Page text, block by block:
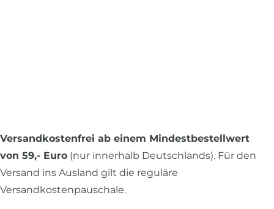
Versandkostenfrei ab einem Mindestbestellwert
von 59,- Euro (nur innerhalb Deutschlands). Für den
Versand ins Ausland gilt die reguläre
Versandkostenpauschale.